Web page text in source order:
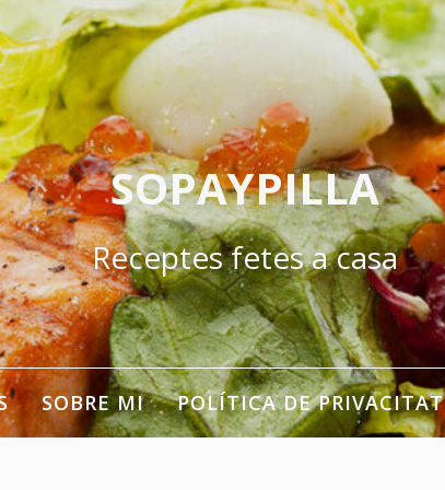
SOPAYPILLA
Receptes fetes a casa
SOBRE MI POLÍTICA DE PRIVACITAT